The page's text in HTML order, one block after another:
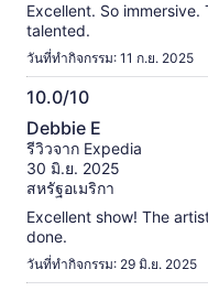
Excellent. So
talented.
วันที่ทำกิจกรรม: 11 ก.ย. 2025
10.0/10
10.0
จาก
10
Debbie E
รีวิวจาก Expedia
30 มิ.ย. 2025
สหรัฐอเมริกา
Excellent show! The
done.
วันที่ทำกิจกรรม: 29 มิ.ย. 2025